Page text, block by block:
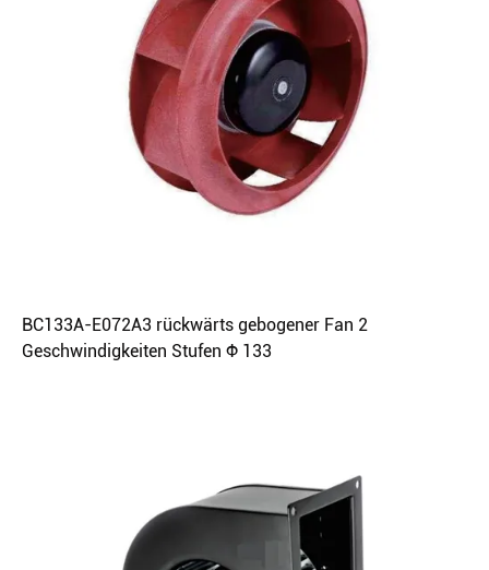
BC133A-E072A3 rückwärts gebogener Fan 2
Geschwindigkeiten Stufen Φ 133